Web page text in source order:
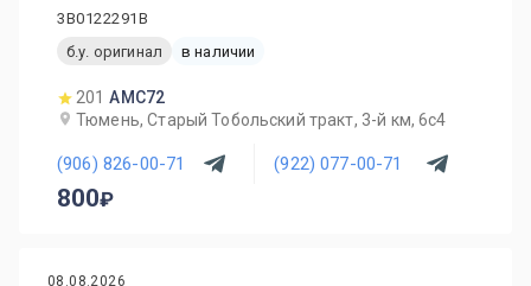
3B0122291B
б.у. оригинал
в наличии
201 AMC72
Тюмень, Старый Тобольский тракт, 3-й км, 6с4
(906) 826-00-71 (922) 077-00-71
800
08.08.2026